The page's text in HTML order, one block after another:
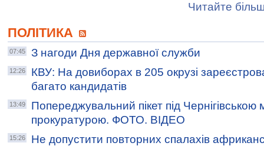
Читайте
ПОЛІТИКА
07:45 З нагоди Дня державної служби
12:26
КВУ: На довиборах в 205 окрузі
багато кандидатів
13:49
Попереджувальний пікет під Чернігівською
прокуратурою. ФОТО. ВІДЕО
15:26
Не допустити повторних спалахів